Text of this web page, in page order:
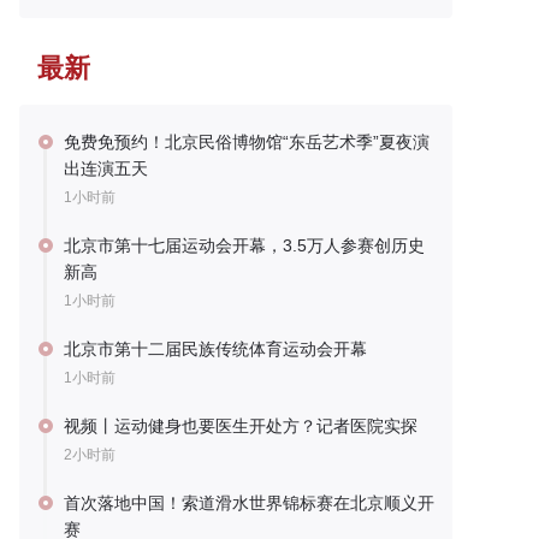
最新
免费免预约！北京民俗博物馆“东岳艺术季”夏夜演
出连演五天
1小时前
北京市第十七届运动会开幕，3.5万人参赛创历史
新高
1小时前
北京市第十二届民族传统体育运动会开幕
1小时前
视频丨运动健身也要医生开处方？记者医院实探
2小时前
首次落地中国！索道滑水世界锦标赛在北京顺义开
赛